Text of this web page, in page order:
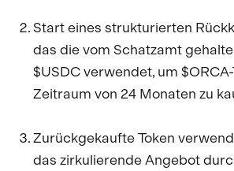
Start eines strukturierten
das die vom Schatzamt
$USDC verwendet, um
Zeitraum von 24 Monaten zu
Zurückgekaufte Token
das zirkulierende Angebot